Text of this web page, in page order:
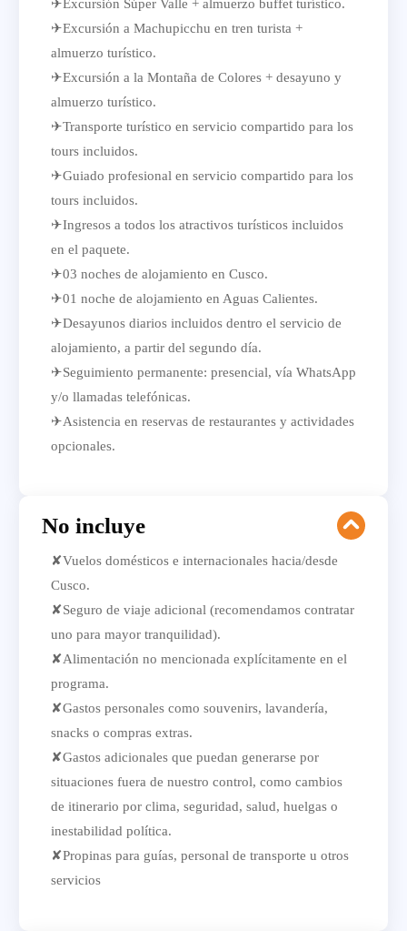
✈Excursión Súper Valle + almuerzo buffet turístico.
✈Excursión a Machupicchu en tren turista +
almuerzo turístico.
✈Excursión a la Montaña de Colores + desayuno y
almuerzo turístico.
✈Transporte turístico en servicio compartido para los
tours incluidos.
✈Guiado profesional en servicio compartido para los
tours incluidos.
✈Ingresos a todos los atractivos turísticos incluidos
en el paquete.
✈03 noches de alojamiento en Cusco.
✈01 noche de alojamiento en Aguas Calientes.
✈Desayunos diarios incluidos dentro el servicio de
alojamiento, a partir del segundo día.
✈Seguimiento permanente: presencial, vía WhatsApp
y/o llamadas telefónicas.
✈Asistencia en reservas de restaurantes y actividades
opcionales.
No incluye
✘Vuelos domésticos e internacionales hacia/desde
Cusco.
✘Seguro de viaje adicional (recomendamos contratar
uno para mayor tranquilidad).
✘Alimentación no mencionada explícitamente en el
programa.
✘Gastos personales como souvenirs, lavandería,
snacks o compras extras.
✘Gastos adicionales que puedan generarse por
situaciones fuera de nuestro control, como cambios
de itinerario por clima, seguridad, salud, huelgas o
inestabilidad política.
✘Propinas para guías, personal de transporte u otros
servicios